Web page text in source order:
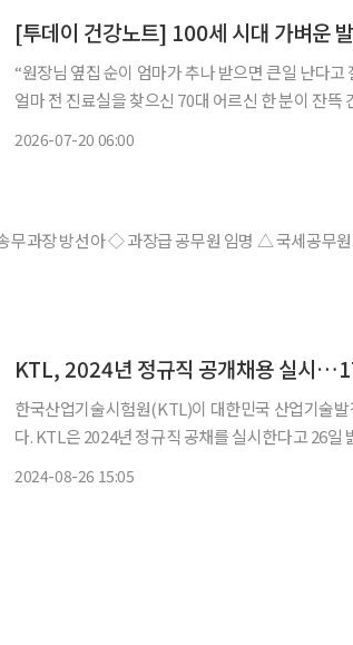
[투데이 건강노트] 100세 시대 가벼운
“원장님 옆집 순이 엄마가 추나 받으면 큰일 난다
얼마 전 진료실을 찾으신 70대 어르신 한 분이 잔
2026-07-20 06:00
◇ 과장급 전보 △ 중부지방국세청 송무과장 방선아 ◇ 과장급 공무
KTL, 2024년 정규직 공개채용 실시
한국산업기술시험원(KTL)이 대한민국 산업기술
다. KTL은 2024년 정규직 공채를 실시한다고 26일 밝혔다. 모집인원은 일반직군 8명, 전문직
2024-08-26 15:05